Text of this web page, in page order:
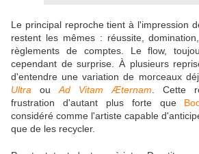
Le principal reproche tient à l'impression
restent les mêmes : réussite,
règlements de comptes. Le flow,
cependant de surprise. À plusieurs
d'entendre une variation de morceaux
Ultra ou Ad Vitam Æternam . Cette
frustration d'autant plus forte que
considéré comme l'artiste capable
que de les recycler.